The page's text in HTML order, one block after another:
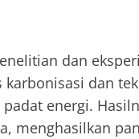
dan
karbonisasi dan
energi.
menghasilkan